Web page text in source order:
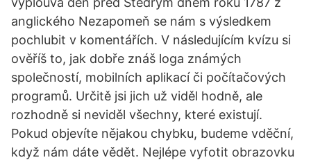
anglického Nezapomeň se nám s výsledkem
pochlubit v komentářích. V následujícím kvízu si
ověříš to, jak dobře znáš loga známých
společností, mobilních aplikací či počítačových
programů. Určitě jsi jich už viděl hodně, ale
rozhodně si neviděl všechny, které existují.
Pokud objevíte nějakou chybku, budeme vděční,
když nám dáte vědět. Nejlépe vyfotit obrazovku